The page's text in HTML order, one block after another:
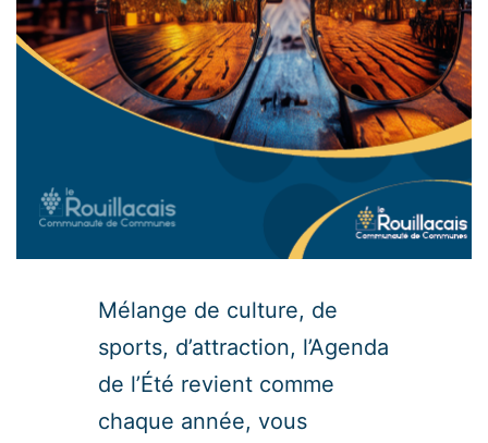
Mélange de culture, de
sports, d’attraction, l’Agenda
de l’Été revient comme
chaque année, vous